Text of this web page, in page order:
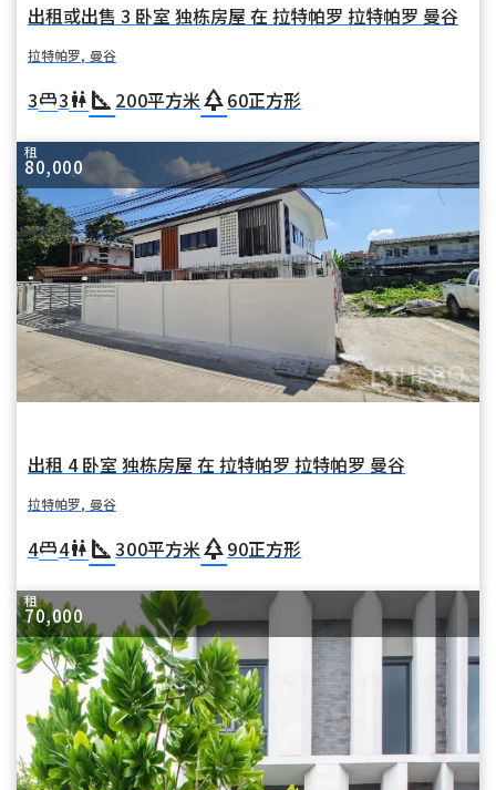
出租或出售 3 卧室 独栋房屋 在 拉特帕罗 拉特帕罗 曼谷
拉特帕罗, 曼谷
3king_bed3wc square_foot 200平方米park60正方形
租
80,000
出租 4 卧室 独栋房屋 在 拉特帕罗 拉特帕罗 曼谷
拉特帕罗, 曼谷
4king_bed4wc square_foot300平方米park90正方形
租
70,000